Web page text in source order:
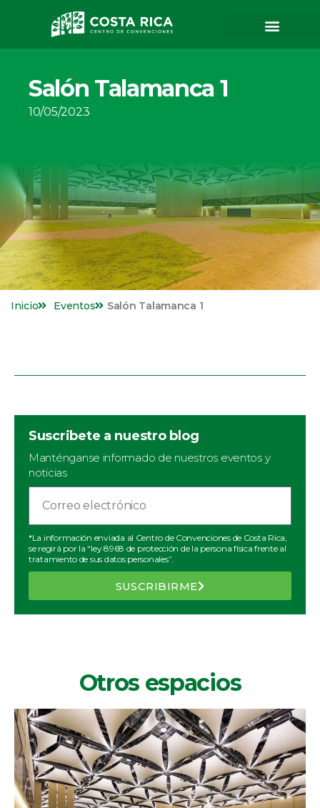
Salón Talamanca 1
10/05/2023
Inicio Eventos Salón Talamanca 1
Suscribete a nuestro blog
Manténganse informado de nuestros eventos y
noticias
*La información enviada al Centro de Convenciones de Costa Rica,
se regirá por la “ley 8968 de protección de la persona física frente al
tratamiento de sus datos personales”.
SUSCRIBIRME
Otros espacios